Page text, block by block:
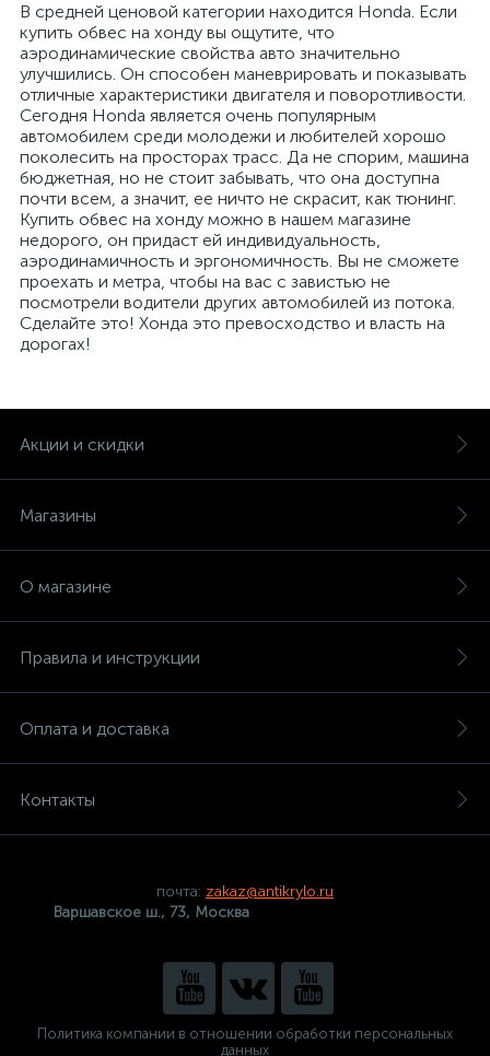
В средней ценовой категории находится Honda. Если
купить обвес на хонду вы ощутите, что
аэродинамические свойства авто значительно
улучшились. Он способен маневрировать и показывать
отличные характеристики двигателя и поворотливости.
Сегодня Honda является очень популярным
автомобилем среди молодежи и любителей хорошо
поколесить на просторах трасс. Да не спорим, машина
бюджетная, но не стоит забывать, что она доступна
почти всем, а значит, ее ничто не скрасит, как тюнинг.
Купить обвес на хонду можно в нашем магазине
недорого, он придаст ей индивидуальность,
аэродинамичность и эргономичность. Вы не сможете
проехать и метра, чтобы на вас с завистью не
посмотрели водители других автомобилей из потока.
Сделайте это! Хонда это превосходство и власть на
дорогах!
Акции и скидки
Магазины
О магазине
Правила и инструкции
Оплата и доставка
Контакты
почта: zakaz@antikrylo.ru
Варшавское ш., 73, Москва
Политика компании в отношении обработки персональных
данных